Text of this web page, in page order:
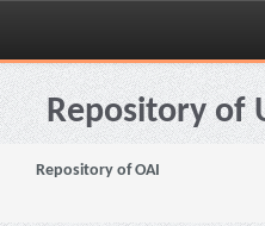
Skip
navigationRepository of
Repository of OAI